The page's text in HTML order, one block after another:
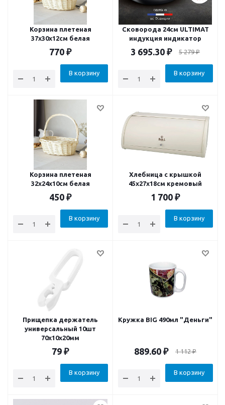
Корзина плетеная
37х30х12см белая
770 ₽
В корзину
Сковорода 24см ULTIMAT
индукция индикатор
3 695.30 ₽ 5 279₽
В корзину
Корзина плетеная
32х24х10см белая
450 ₽
В корзину
Хлебница с крышкой
45x27x18см кремовый
1 700 ₽
В корзину
Прищепка держатель
универсальный 10шт
70х10х20мм
79 ₽
В корзину
Кружка BIG 490мл "Деньги"
889.60 ₽ 1 112₽
В корзину